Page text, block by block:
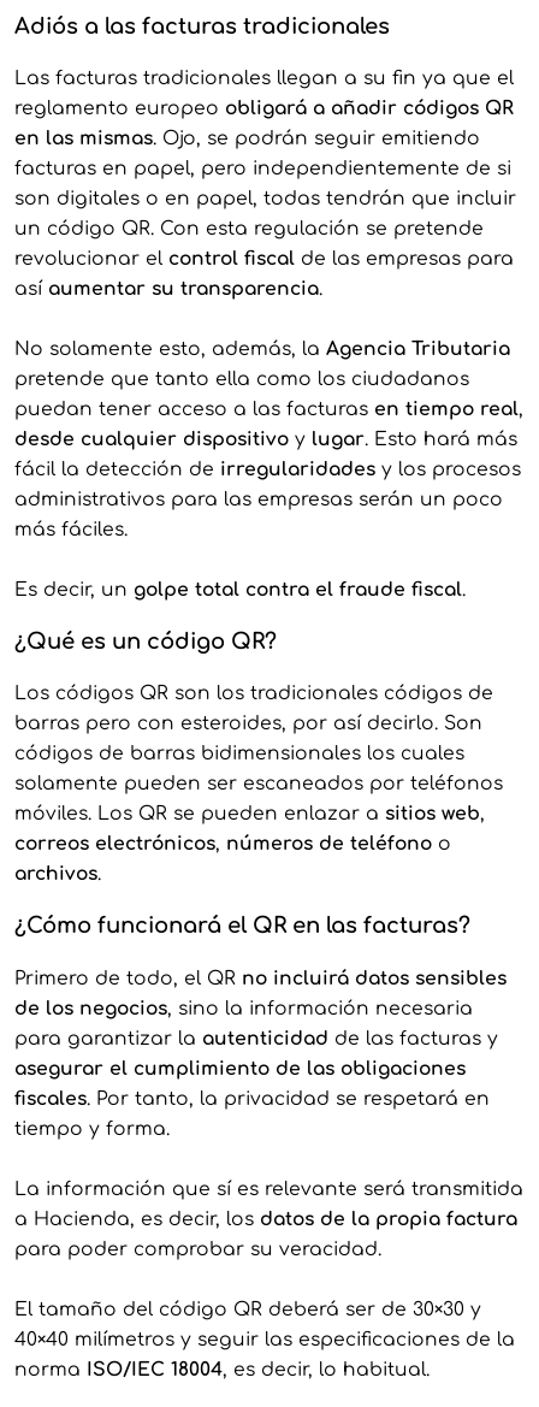
Adiós a las facturas tradicionales
Las facturas tradicionales llegan a su fin ya que el
reglamento europeo obligará a añadir códigos QR
en las mismas. Ojo, se podrán seguir emitiendo
facturas en papel, pero independientemente de si
son digitales o en papel, todas tendrán que incluir
un código QR. Con esta regulación se pretende
revolucionar el control fiscalde las empresas para
así aumentar su transparencia.
No solamente esto, además, la Agencia Tributaria
pretende que tanto ella como los ciudadanos
puedan tener acceso a las facturas en tiempo real,
desde cualquier dispositivoy lugar. Esto hará más
fácil la detección de irregularidadesy los procesos
administrativos para las empresas serán un poco
más fáciles.
Es decir, un golpe total contra el fraude fiscal.
¿Qué es un código QR?
Los códigos QR son los tradicionales códigos de
barras pero con esteroides, por así decirlo. Son
códigos de barras bidimensionales los cuales
solamente pueden ser escaneados por teléfonos
móviles. Los QR se pueden enlazar a sitios web,
correos electrónicos, números de teléfonoo
archivos.
¿Cómo funcionará el QR en las facturas?
Primero de todo, el QR no incluirá datos sensibles
de los negocios, sino la información necesaria
para garantizar la autenticidad de las facturas y
asegurar el cumplimiento de las obligaciones
fiscales. Por tanto, la privacidad se respetará en
tiempo y forma.
La información que sí es relevante será transmitida
a Hacienda, es decir, los datos de la propia factura
para poder comprobar su veracidad.
El tamaño del código QR deberá ser de 30×30 y
40×40 milímetros y seguir las especificaciones de la
norma ISO/IEC 18004, es decir, lo habitual.